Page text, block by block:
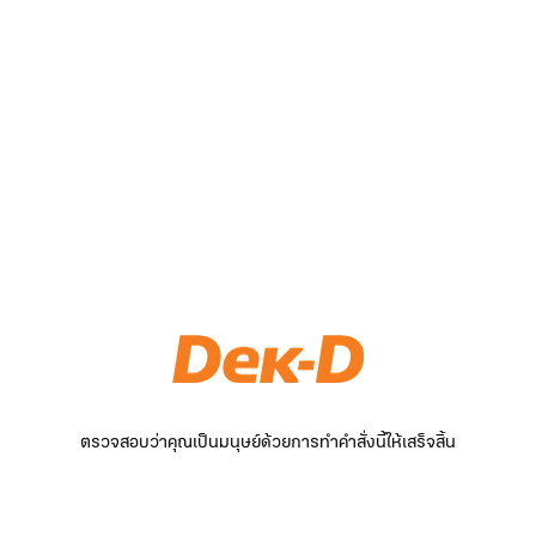
ตรวจสอบว่าคุณเป็นมนุษย์ด้วยการทำคำสั่งนี้ให้เสร็จสิ้น